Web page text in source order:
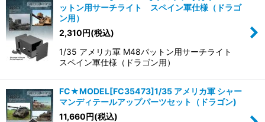
ットン用サーチライト スペイン軍仕様（ドラゴ
ン用）
2,310円(税込)
1/35 アメリカ軍 M48パットン用サーチライト
スペイン軍仕様（ドラゴン用）
FC★MODEL[FC35473]1/35 アメリカ軍 シャー
マンディテールアップパーツセット（ドラゴン)
11,660円(税込)